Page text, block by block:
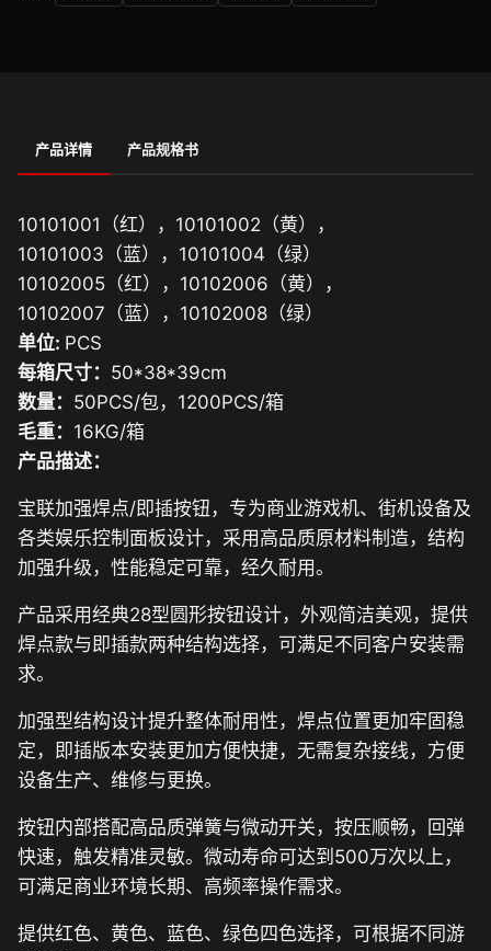
产品详情 产品规格书
10101001（红），10101002（黄），
10101003（蓝），10101004（绿）
10102005（红），10102006（黄），
10102007（蓝），10102008（绿）
单位: PCS
每箱尺寸： 50*38*39cm
数量： 50PCS/包，1200PCS/箱
毛重： 16KG/箱
产品描述：
宝联加强焊点/即插按钮，专为商业游戏机、街机设备及
各类娱乐控制面板设计，采用高品质原材料制造，结构
加强升级，性能稳定可靠，经久耐用。
产品采用经典28型圆形按钮设计，外观简洁美观，提供
焊点款与即插款两种结构选择，可满足不同客户安装需
求。
加强型结构设计提升整体耐用性，焊点位置更加牢固稳
定，即插版本安装更加方便快捷，无需复杂接线，方便
设备生产、维修与更换。
按钮内部搭配高品质弹簧与微动开关，按压顺畅，回弹
快速，触发精准灵敏。微动寿命可达到500万次以上，
可满足商业环境长期、高频率操作需求。
提供红色、黄色、蓝色、绿色四色选择，可根据不同游